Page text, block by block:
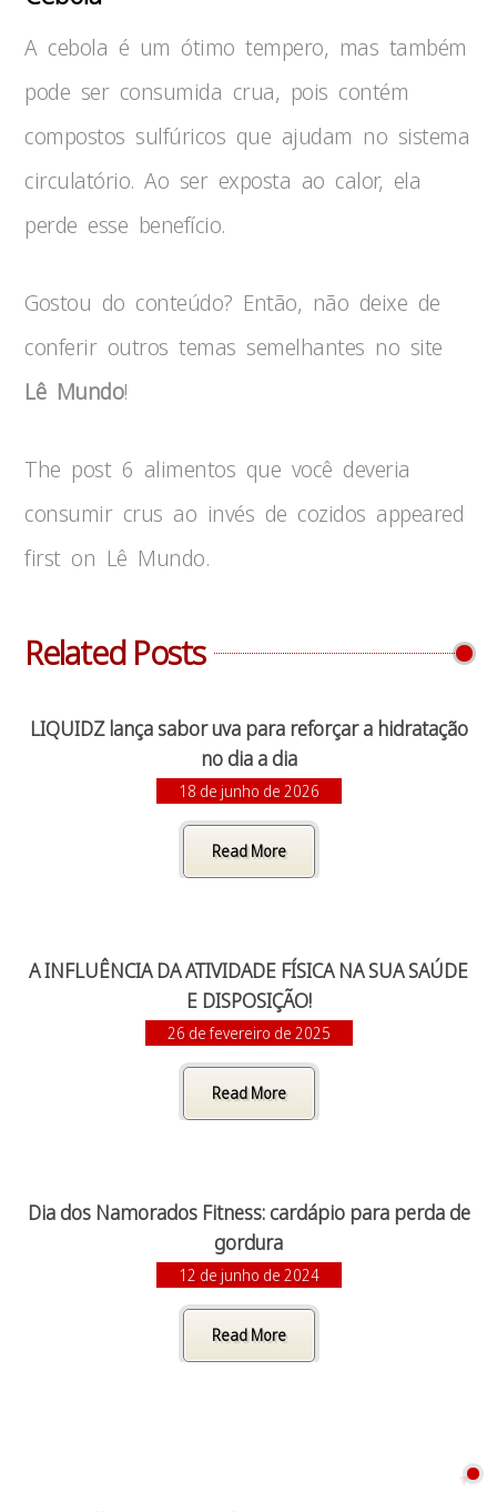
A cebola é um ótimo tempero, mas também
pode ser consumida crua, pois contém
compostos sulfúricos que ajudam no sistema
circulatório. Ao ser exposta ao calor, ela
perde esse benefício.
Gostou do conteúdo? Então, não deixe de
conferir outros temas semelhantes no site
Lê Mundo!
The post 6 alimentos que você deveria
consumir crus ao invés de cozidos appeared
first on Lê Mundo.
Related Posts
LIQUIDZ lança sabor uva para reforçar a hidratação
no dia a dia
18 de junho de 2026
Read More
A INFLUÊNCIA DA ATIVIDADE FÍSICA NA SUA SAÚDE
E DISPOSIÇÃO!
26 de fevereiro de 2025
Read More
Dia dos Namorados Fitness: cardápio para perda de
gordura
12 de junho de 2024
Read More